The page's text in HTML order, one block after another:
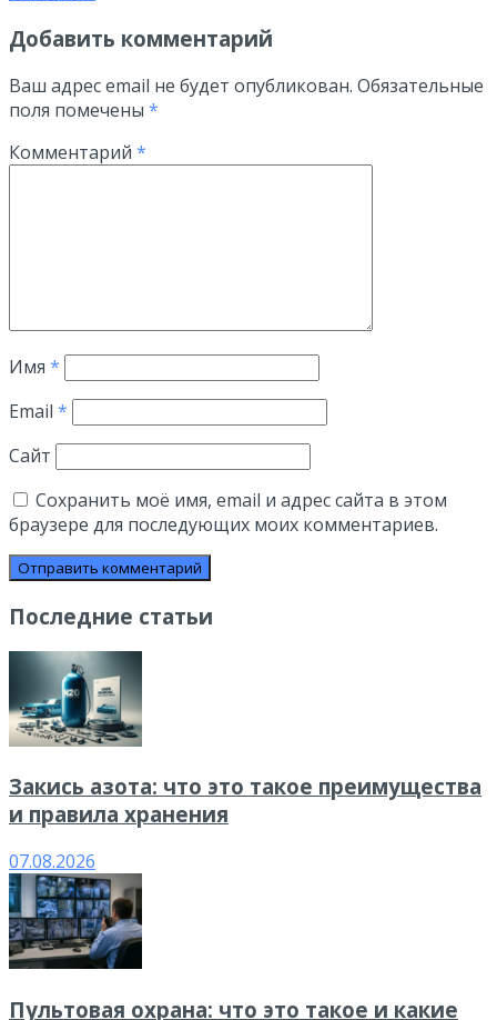
Добавить комментарий
Ваш адрес email не будет опубликован. Обязательные
поля помечены *
Комментарий *
Имя *
Email *
Сайт
Сохранить моё имя, email и адрес сайта в этом
браузере для последующих моих комментариев.
Последние статьи
Закись азота: что это такое преимущества
и правила хранения
07.08.2026
Пультовая охрана: что это такое и какие